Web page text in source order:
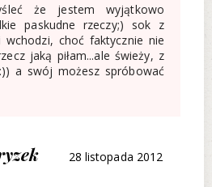
że jestem wyjątkowo
paskudne rzeczy;) sok z
choć faktycznie nie
jaką piłam...ale świeży, z
a swój możesz spróbować
28 listopada 2012